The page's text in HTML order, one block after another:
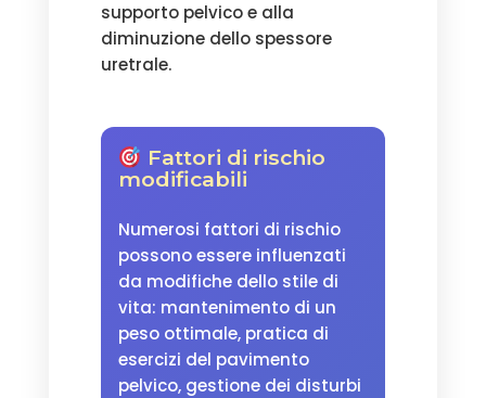
supporto pelvico e alla
diminuzione dello spessore
uretrale.
Fattori di rischio
modificabili
Numerosi fattori di rischio
possono essere influenzati
da modifiche dello stile di
vita: mantenimento di un
peso ottimale, pratica di
esercizi del pavimento
pelvico, gestione dei disturbi